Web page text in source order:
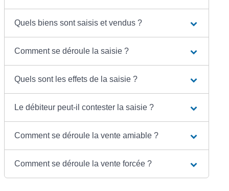
Quels biens sont saisis et vendus ?
Comment se déroule la saisie ?
Quels sont les effets de la saisie ?
Le débiteur peut-il contester la saisie ?
Comment se déroule la vente amiable ?
Comment se déroule la vente forcée ?